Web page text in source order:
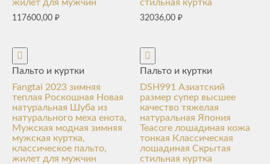
жилет для мужчин
117600,00 ₽
Пальто и куртки
Fangtai 2023 зимняя
теплая Роскошная Новая
натуральная Шуба из
натурального меха енота,
Мужская модная зимняя
мужская куртка,
классическое пальто,
жилет для мужчин
стильная куртка
32036,00₽
Пальто и куртки
DSH991 Азиатский
размер супер высшее
качество тяжелая
натуральная Япония
Teacore лошадиная кожа
тонкая Классическая
лошадиная Скрытая
стильная куртка